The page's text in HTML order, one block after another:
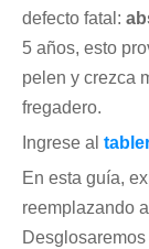
defecto fatal:
5 años, esto
pelen y crezca
fregadero.
Ingrese al
En esta guía,
reemplazando